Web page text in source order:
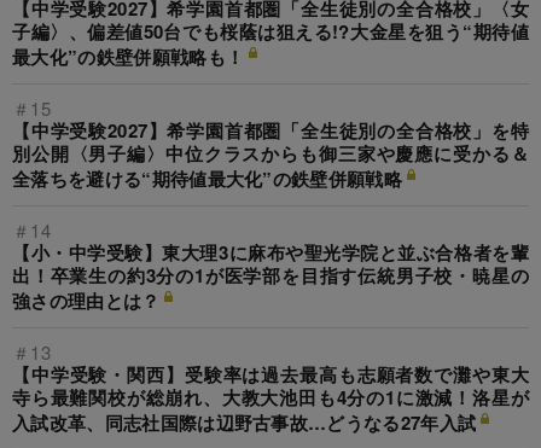
【中学受験2027】希学園首都圏「全生徒別の全合格校」〈女
子編〉、偏差値50台でも桜蔭は狙える!?大金星を狙う“期待値
最大化”の鉄壁併願戦略も！
＃15
【中学受験2027】希学園首都圏「全生徒別の全合格校」を特
別公開〈男子編〉中位クラスからも御三家や慶應に受かる＆
全落ちを避ける“期待値最大化”の鉄壁併願戦略
＃14
【小・中学受験】東大理3に麻布や聖光学院と並ぶ合格者を輩
出！卒業生の約3分の1が医学部を目指す伝統男子校・暁星の
強さの理由とは？
＃13
【中学受験・関西】受験率は過去最高も志願者数で灘や東大
寺ら最難関校が総崩れ、大教大池田も4分の1に激減！洛星が
入試改革、同志社国際は辺野古事故…どうなる27年入試